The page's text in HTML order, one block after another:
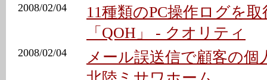
2008/02/04
11種類のPC操作ログを
「QOH」 - クオリティ
2008/02/04
メール誤送信で顧客の個